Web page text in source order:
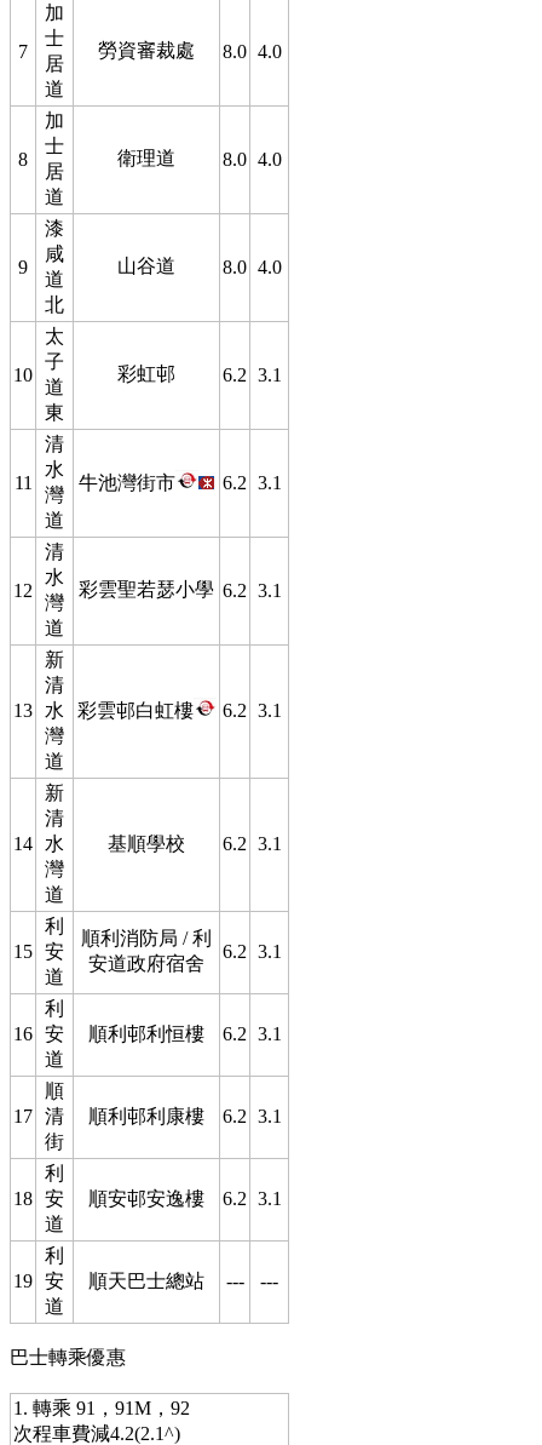
7
加
士
居
道
勞資審裁處 8.0 4.0
8
加
士
居
道
衛理道 8.0 4.0
9
漆
咸
道
北
山谷道 8.0 4.0
10
太
子
道
東
彩虹邨 6.2 3.1
11
清
水
灣
道
牛池灣街市 6.2 3.1
12
清
水
灣
道
彩雲聖若瑟小學 6.2 3.1
13
新
清
水
灣
道
彩雲邨白虹樓 6.2 3.1
14
新
清
水
灣
道
基順學校 6.2 3.1
15
利
安
道
順利消防局 / 利
安道政府宿舍
6.2 3.1
16
利
安
道
順利邨利恒樓 6.2 3.1
17
順
清
街
順利邨利康樓 6.2 3.1
18
利
安
道
順安邨安逸樓 6.2 3.1
19
利
安
道
順天巴士總站 --- ---
巴士轉乘優惠
1. 轉乘 91，91M，92
次程車費減4.2(2.1^)